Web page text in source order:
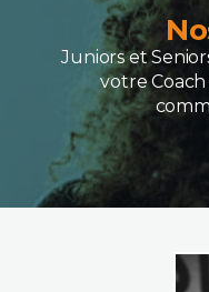
Juniors et
votre